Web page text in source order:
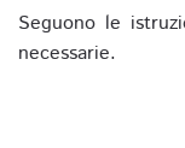
Seguono le
necessarie.